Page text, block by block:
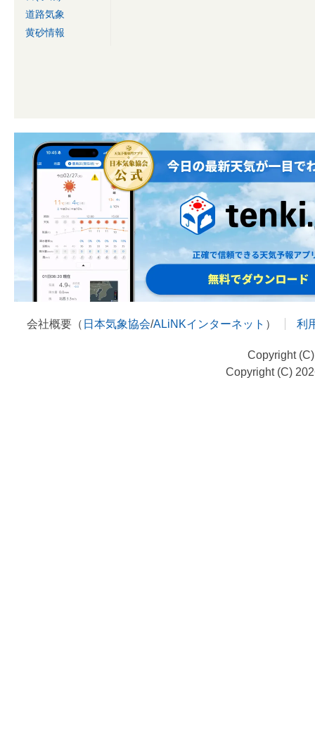
道路気象
黄砂情報
会社概要（ 日本気象協会/ALiNKインターネット ） 利
Copyright
Copyright (C)